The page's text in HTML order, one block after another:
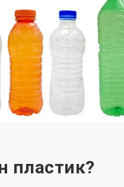
пластик?